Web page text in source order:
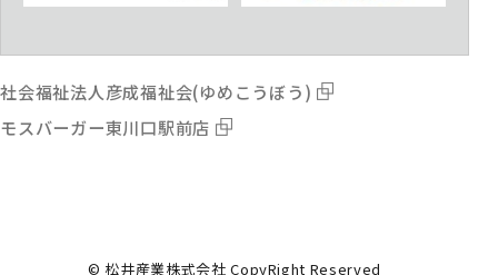
© 松井産業株式会社 CopyRight Reserved
社会福祉法人彦成福祉会(ゆめこうぼう)
モスバーガー東川口駅前店